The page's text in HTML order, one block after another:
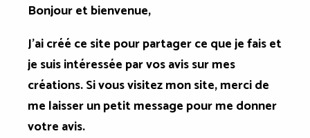
Bonjour et bienvenue,
J'ai créé ce site pour partager ce que je fais et
je suis intéressée par vos avis sur mes
créations. Si vous visitez mon site, merci de
me laisser un petit message pour me donner
votre avis.